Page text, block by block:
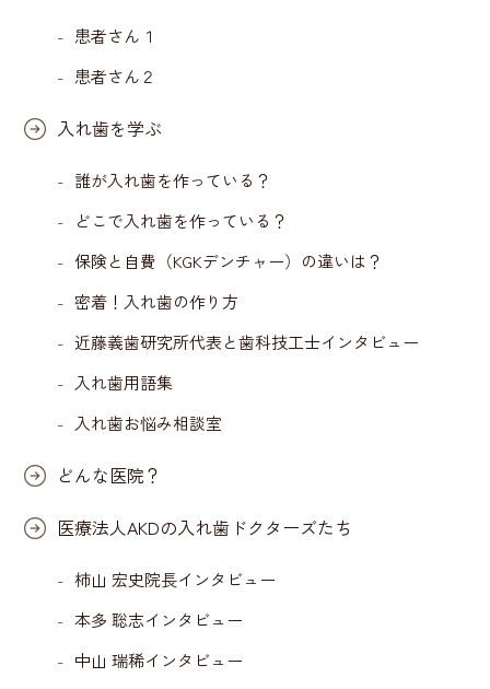
患者さん１
患者さん２
入れ歯を学ぶ
誰が入れ歯を作っている？
どこで入れ歯を作っている？
保険と自費（KGKデンチャー）の違いは？
密着！入れ歯の作り方
近藤義歯研究所代表と歯科技工士インタビュー
入れ歯用語集
入れ歯お悩み相談室
どんな医院？
医療法人AKDの入れ歯ドクターズたち
柿山 宏史院長インタビュー
本多 聡志インタビュー
中山 瑞稀インタビュー